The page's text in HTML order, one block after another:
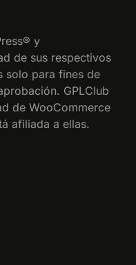
y
de sus respectivos
solo para fines de
GPLClub
de WooCommerce
afiliada a ellas.